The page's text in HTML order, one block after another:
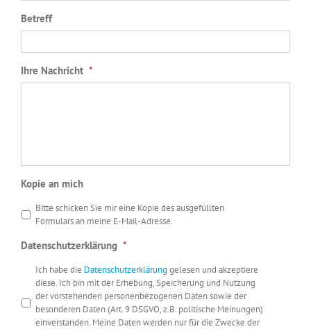
Betreff
Ihre Nachricht *
Kopie an mich
Bitte schicken Sie mir eine Kopie des ausgefüllten
Formulars an meine E-Mail-Adresse.
Datenschutzerklärung *
Ich habe die Datenschutzerklärung gelesen und akzeptiere
diese. Ich bin mit der Erhebung, Speicherung und Nutzung
der vorstehenden personenbezogenen Daten sowie der
besonderen Daten (Art. 9 DSGVO, z.B. politische Meinungen)
einverstanden. Meine Daten werden nur für die Zwecke der